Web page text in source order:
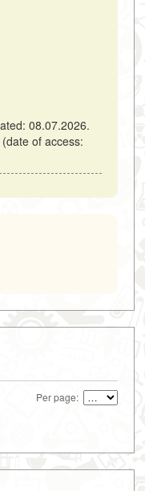
08.07.2026.
of access:
Per page: